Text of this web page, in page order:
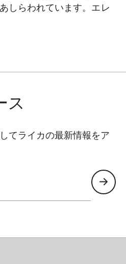
しらわれています。エレ
気を醸し出します。
ス
てライカの最新情報をア